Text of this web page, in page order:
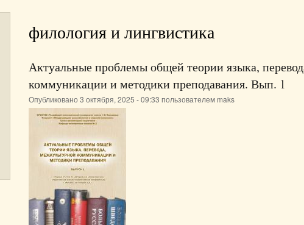
филология и лингвистика
Актуальные проблемы общей теории языка,
коммуникации и методики преподавания. Вып. 1
Опубликовано 3 октября, 2025 - 09:33 пользователем maks